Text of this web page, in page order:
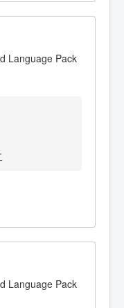
Language Pack
Language Pack